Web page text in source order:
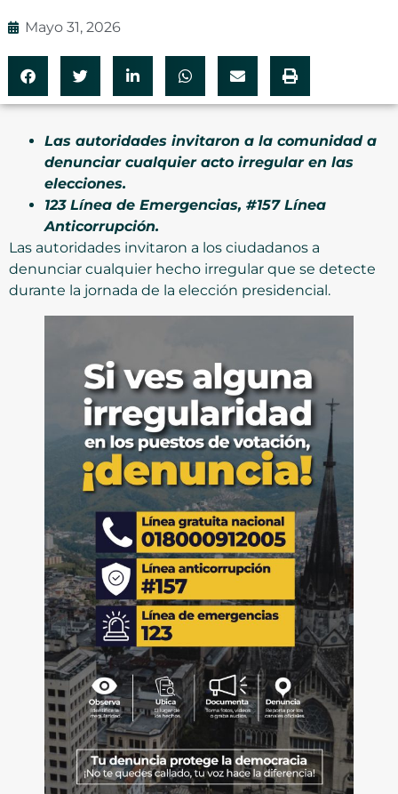
Mayo 31, 2026
Las autoridades invitaron a la comunidad a
denunciar cualquier acto irregular en las
elecciones.
123 Línea de Emergencias, #157 Línea
Anticorrupción.
Las autoridades invitaron a los ciudadanos a
denunciar cualquier hecho irregular que se detecte
durante la jornada de la elección presidencial.